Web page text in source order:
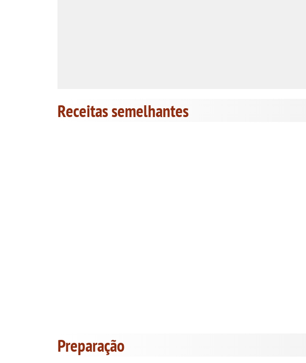
Receitas semelhantes
Preparação